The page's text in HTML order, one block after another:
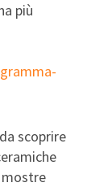
più
scoprire